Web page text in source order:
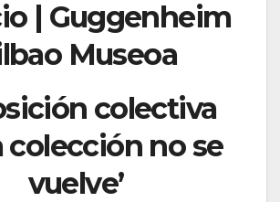
colectiva
colección no se
vuelve’